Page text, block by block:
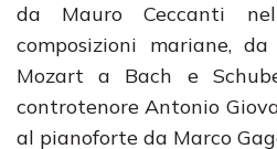
da Mauro Ceccanti
composizioni mariane,
Mozart a Bach e
controtenore Antonio
al pianoforte da Marco